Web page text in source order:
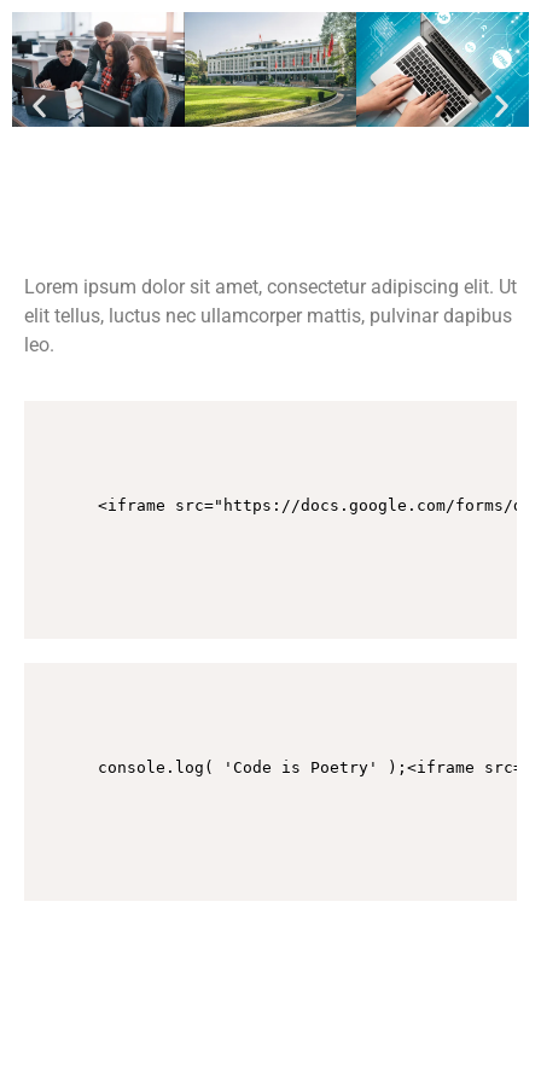
Lorem ipsum dolor sit amet, consectetur adipiscing elit. Ut
elit tellus, luctus nec ullamcorper mattis, pulvinar dapibus
leo.